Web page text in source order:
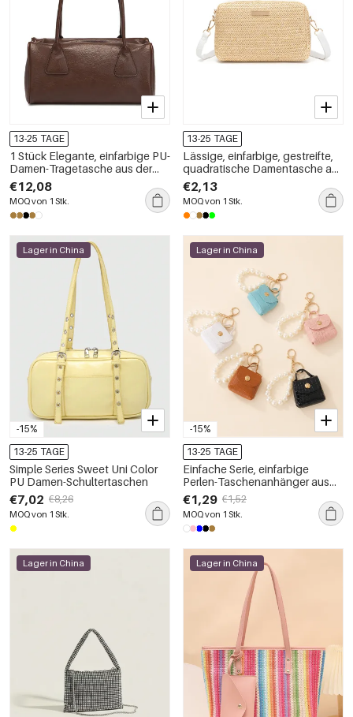
13-25 TAGE
1 Stück Elegante, einfarbige PU-
Damen-Tragetasche aus der
Simple Series
€12,08
MOQ von 1 Stk.
13-25 TAGE
Lässige, einfarbige, gestreifte,
quadratische Damentasche aus
PU-Leder
€2,13
MOQ von 1 Stk.
-15%
Lager in China
13-25 TAGE
Simple Series Sweet Uni Color
PU Damen-Schultertaschen
€7,02 €8,26
MOQ von 1 Stk.
-15%
Lager in China
13-25 TAGE
Einfache Serie, einfarbige
Perlen-Taschenanhänger aus
PU-Leder für den täglichen
Gebrauch
€1,29 €1,52
MOQ von 1 Stk.
Lager in China Lager in China